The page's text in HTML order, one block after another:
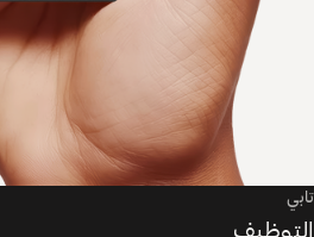
تابي
التوظيف